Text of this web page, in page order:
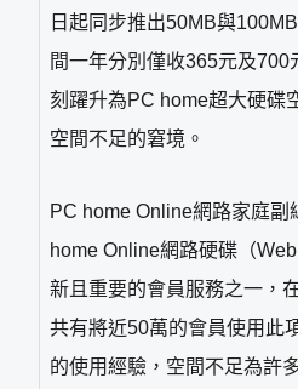
日起同步推出50MB與
間一年分別僅收365元及700
刻躍升為PC home超大硬碟
空間不足的窘境。
PC home Online網路家庭副
home Online網路硬碟（
新且重要的會員服務之一，
共有將近50萬的會員使用此
的使用經驗，空間不足為許